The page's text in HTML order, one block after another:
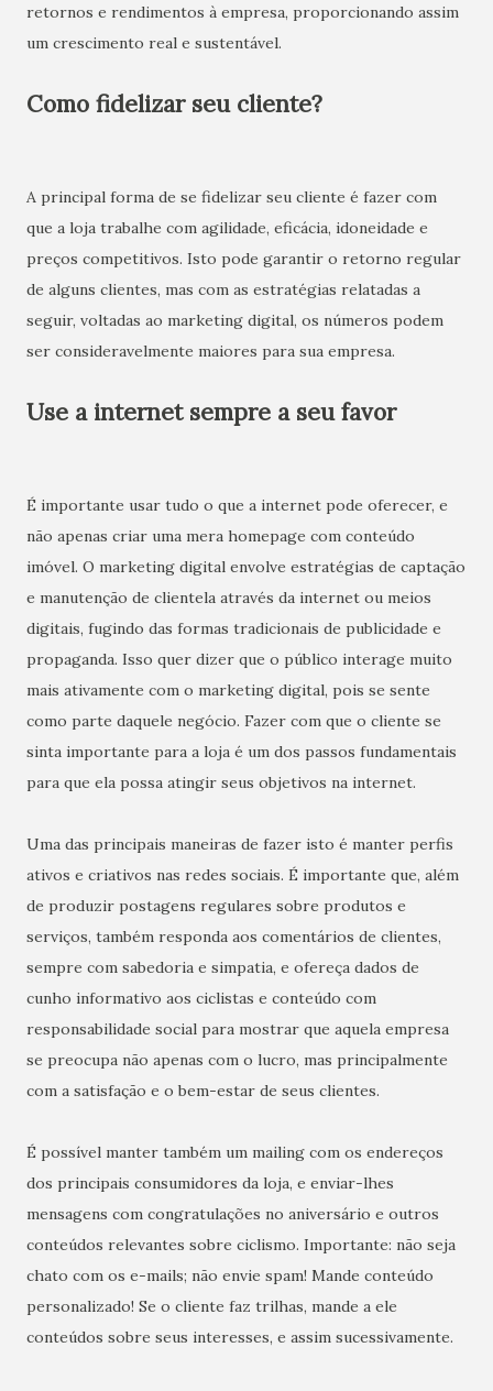
retornos e rendimentos à empresa, proporcionando assim
um crescimento real e sustentável.
Como fidelizar seu cliente?
A principal forma de se fidelizar seu cliente é fazer com
que a loja trabalhe com agilidade, eficácia, idoneidade e
preços competitivos. Isto pode garantir o retorno regular
de alguns clientes, mas com as estratégias relatadas a
seguir, voltadas ao marketing digital, os números podem
ser consideravelmente maiores para sua empresa.
Use a internet sempre a seu favor
É importante usar tudo o que a internet pode oferecer, e
não apenas criar uma mera homepage com conteúdo
imóvel. O marketing digital envolve estratégias de captação
e manutenção de clientela através da internet ou meios
digitais, fugindo das formas tradicionais de publicidade e
propaganda. Isso quer dizer que o público interage muito
mais ativamente com o marketing digital, pois se sente
como parte daquele negócio. Fazer com que o cliente se
sinta importante para a loja é um dos passos fundamentais
para que ela possa atingir seus objetivos na internet.
Uma das principais maneiras de fazer isto é manter perfis
ativos e criativos nas redes sociais. É importante que, além
de produzir postagens regulares sobre produtos e
serviços, também responda aos comentários de clientes,
sempre com sabedoria e simpatia, e ofereça dados de
cunho informativo aos ciclistas e conteúdo com
responsabilidade social para mostrar que aquela empresa
se preocupa não apenas com o lucro, mas principalmente
com a satisfação e o bem-estar de seus clientes.
É possível manter também um mailing com os endereços
dos principais consumidores da loja, e enviar-lhes
mensagens com congratulações no aniversário e outros
conteúdos relevantes sobre ciclismo. Importante: não seja
chato com os e-mails; não envie spam! Mande conteúdo
personalizado! Se o cliente faz trilhas, mande a ele
conteúdos sobre seus interesses, e assim sucessivamente.